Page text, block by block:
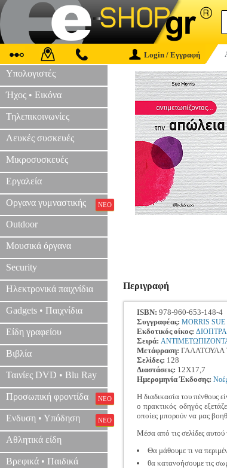
Login / Εγγραφή
Υπολογιστές
Ήχος • Εικόνα
Τηλεπικοινωνίες
Λευκές συσκευές
Μικροσυσκευές
Εργαλεία
Οργανα γυμναστικής ΝΕΟ
Outdoor
Μουσικά όργανα
Security
Ηλεκτρονικά παιχνίδια
Gadgets • Παιχνίδια
Είδη γραφείου
Βιβλία
Ταινίες DVD • Blu Ray
Προσωπική φροντίδα ΝΕΟ
Ενδυση • Υπόδηση ΝΕΟ
Αθλητικά είδη
Βρεφικά • Παιδικά
Περιγραφή
ISBN: 978-960-653-148-4
Συγγραφέας: MORRIS SUE
Εκδοτικός οίκος: ΔΙΟΠΤΡΑ
Σειρά:
Μετάφραση: ΓΑΛΑΤΟΥΛΑ
Σελίδες: 128
Διαστάσεις: 12Χ17,7
Ημερομηνία Έκδοσης:
Η διαδικασία του πένθους
ο πρακτικός οδηγός
οποίες μπορούν να μας
Μέσα από τις σελίδες αυτού
Θα μάθουμε τι να
θα κατανοήσουμε τις